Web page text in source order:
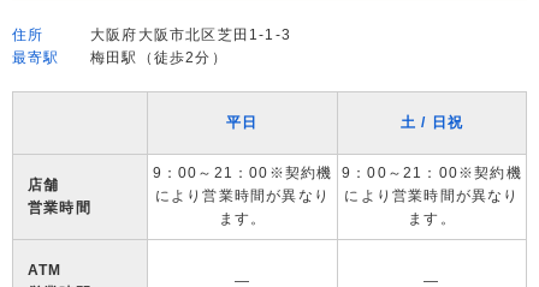
住所
大阪府大阪市北区芝田1-1-3
最寄駅
梅田駅（徒歩2分）
平日 土 / 日祝
店舗
営業時間
9：00～21：00※契約機
により営業時間が異なり
ます。
9：00～21：00※契約機
により営業時間が異なり
ます。
ATM
― ―